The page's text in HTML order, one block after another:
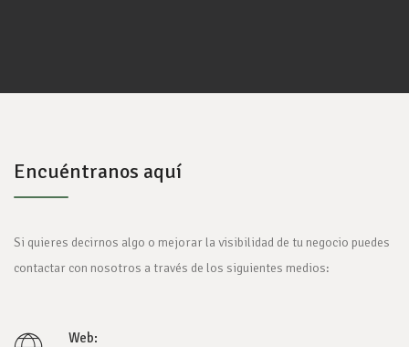
Encuéntranos aquí
Si quieres decirnos algo o mejorar la visibilidad de tu negocio puedes
contactar con nosotros a través de los siguientes medios:
Web: